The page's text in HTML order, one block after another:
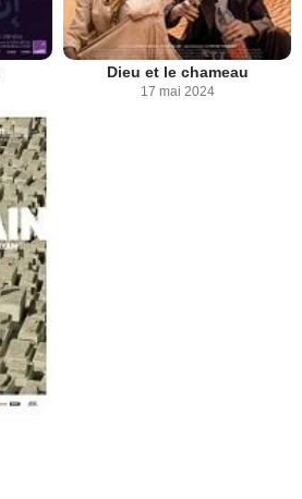
Dieu et le chameau
17 mai 2024